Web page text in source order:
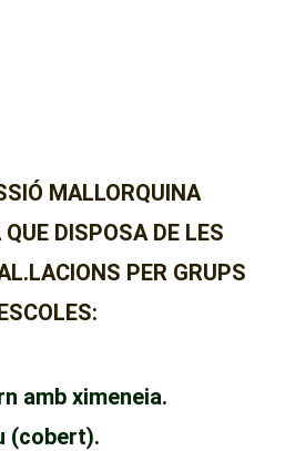
MALLORQUINA
DISPOSA DE LES
PER GRUPS
amb ximeneia.
(cobert).